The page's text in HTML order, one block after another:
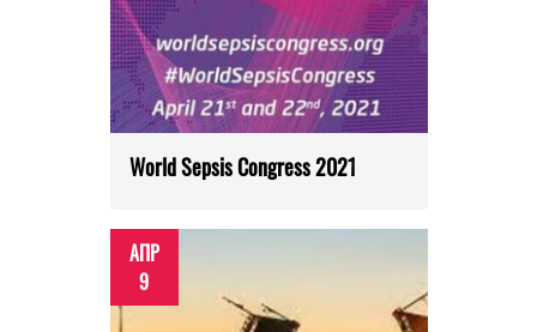
World Sepsis Congress 2021
АПР
9